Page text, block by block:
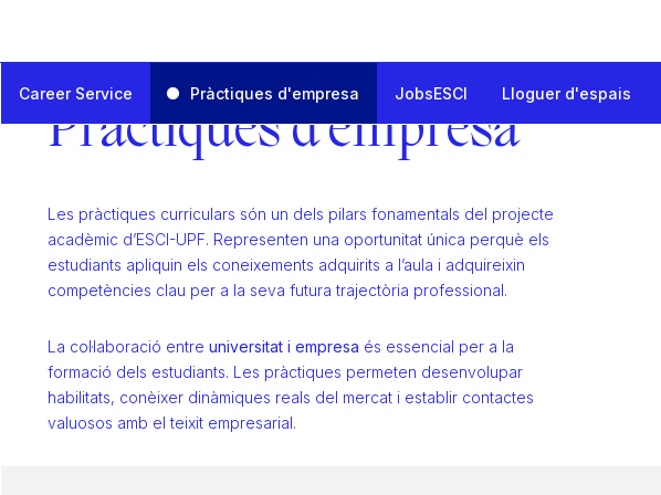
Empresa
Pràctiques d'empresa
Career Service Pràctiques d'empresa JobsESCI Lloguer d'espais
Pràctiques d'empresa
Les pràctiques curriculars són un dels pilars fonamentals del projecte
acadèmic d’ESCI-UPF. Representen una oportunitat única perquè els
estudiants apliquin els coneixements adquirits a l’aula i adquireixin
competències clau per a la seva futura trajectòria professional.
La col·laboració entre universitat i empresa és essencial per a la
formació dels estudiants. Les pràctiques permeten desenvolupar
habilitats, conèixer dinàmiques reals del mercat i establir contactes
valuosos amb el teixit empresarial.